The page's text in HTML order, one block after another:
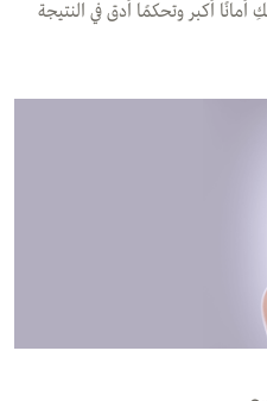
أكبر وتحكمًا أدق في النتيجة